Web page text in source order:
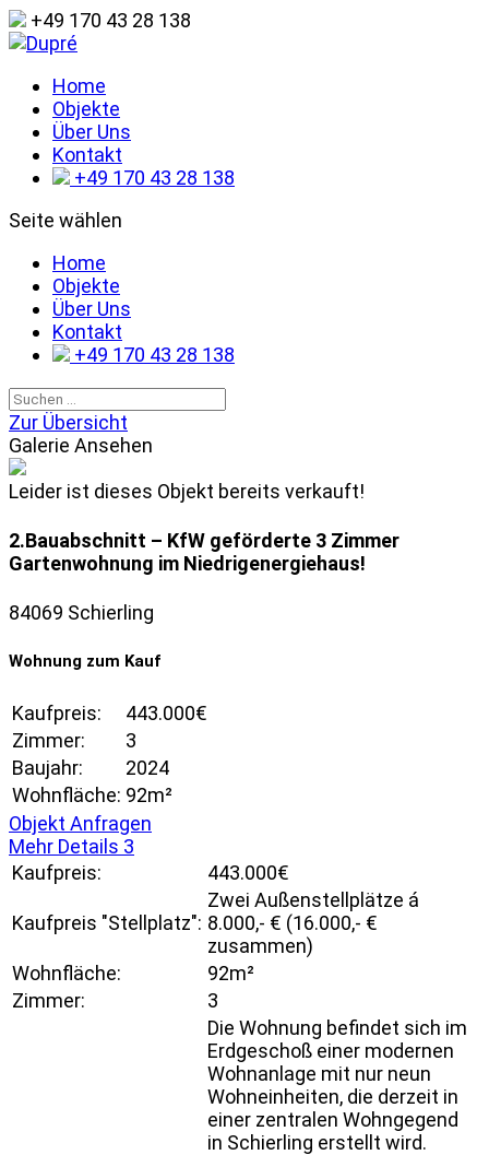
+49 170 43 28 138
Home
Objekte
Über Uns
Kontakt
+49 170 43 28 138
Seite wählen
Home
Objekte
Über Uns
Kontakt
+49 170 43 28 138
Zur Übersicht
Galerie Ansehen
Leider ist dieses Objekt bereits verkauft!
2.Bauabschnitt – KfW geförderte 3 Zimmer
Gartenwohnung im Niedrigenergiehaus!
84069 Schierling
Wohnung zum Kauf
Kaufpreis:
443.000€
Zimmer:
3
Baujahr:
2024
Wohnfläche: 92m²
Objekt Anfragen
Mehr Details 3
Kaufpreis:
443.000€
Kaufpreis "Stellplatz":
Zwei Außenstellplätze á
8.000,- € (16.000,- €
zusammen)
Wohnfläche:
92m²
Zimmer:
3
Die Wohnung befindet sich im
Erdgeschoß einer modernen
Wohnanlage mit nur neun
Wohneinheiten, die derzeit in
einer zentralen Wohngegend
in Schierling erstellt wird.